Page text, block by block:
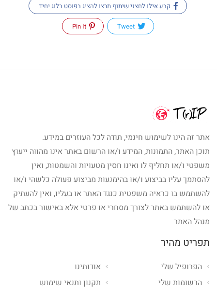
קבע אילו לחצני שיתוף תרצו להציג בפוסט בלוג יחיד
Tweet
Pin It
אתר זה הינו לשימוש חינמי, תודה לכל העוזרים במידע.
תוכן האתר, התמונות, המידע ו/או הרשום באתר אינו מהווה ייעוץ
משפטי ו/או תחליף לו ואינו חסין מטעויות והשמטות, ואין
להסתמך עליו בביצוע ו/או בהימנעות מביצוע פעולה כלשהי ו/או
להשתמש בו כראיה משפטית כנגד האתר או בעליו, ואין להעתיק
או להשתמש באתר לצורך מסחרי או פרטי אלא באישור בכתב של
מנהל האתר
תפריט מהיר
אודותינו
תקנון ותנאי שימוש
הפרופיל שלי
הרשומות שלי